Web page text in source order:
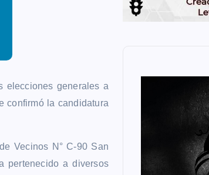
elecciones generales a
confirmó la candidatura
Vecinos N° C-90 San
pertenecido a diversos